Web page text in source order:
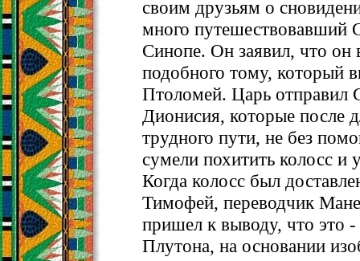
своим друзьям о
много путешествовавший
Синопе. Он заявил, что он
подобного тому, который
Птоломей. Царь отправил
Дионисия, которые после
трудного пути, не без
сумели похитить колосс и
Когда колосс был
Тимофей, переводчик
пришел к выводу, что это
Плутона, на основании